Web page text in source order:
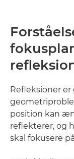
Refleksioner
position kan
reflekterer, og
skal fokusere